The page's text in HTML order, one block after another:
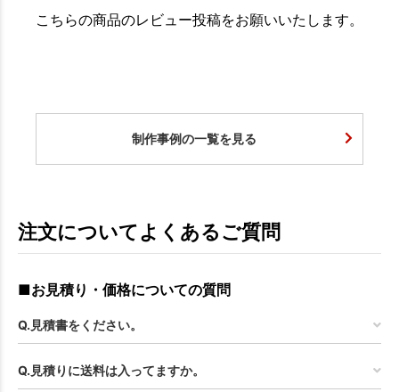
こちらの商品のレビュー投稿をお願いいたします。
制作事例の一覧を見る
注文についてよくあるご質問
■お見積り・価格についての質問
Q.見積書をください。
Q.見積りに送料は入ってますか。